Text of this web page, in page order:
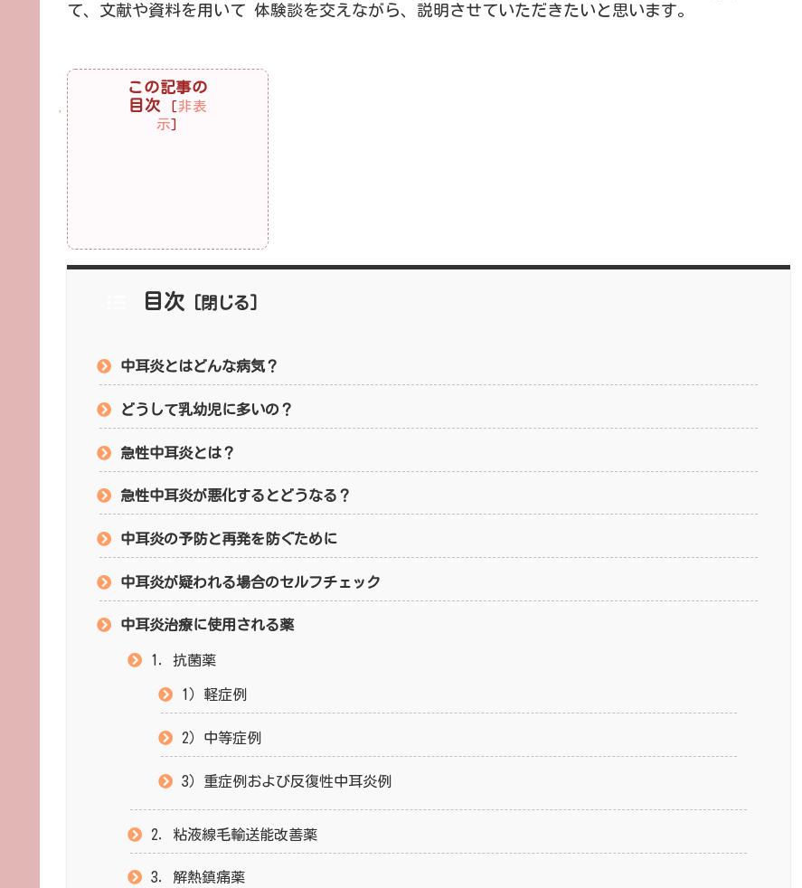
て、文献や資料を用いて 体験談を交えながら、説明させていただきたいと思います。
この記事の
目次
[非表
示]
目次
中耳炎とはどんな病気？
どうして乳幼児に多いの？
急性中耳炎とは？
急性中耳炎が悪化するとどうなる？
中耳炎の予防と再発を防ぐために
中耳炎が疑われる場合のセルフチェック
中耳炎治療に使用される薬
1．抗菌薬
1）軽症例
2）中等症例
3）重症例および反復性中耳炎例
2．粘液線毛輸送能改善薬
3．解熱鎮痛薬